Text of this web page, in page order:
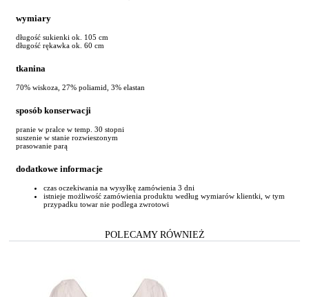
wymiary
długość sukienki ok. 105 cm
długość rękawka ok. 60 cm
tkanina
70% wiskoza, 27% poliamid, 3% elastan
sposób konserwacji
pranie w pralce w temp. 30 stopni
suszenie w stanie rozwieszonym
prasowanie parą
dodatkowe informacje
czas oczekiwania na wysyłkę zamówienia 3 dni
istnieje możliwość zamówienia produktu według wymiarów klientki, w tym
przypadku towar nie podlega zwrotowi
POLECAMY RÓWNIEŻ